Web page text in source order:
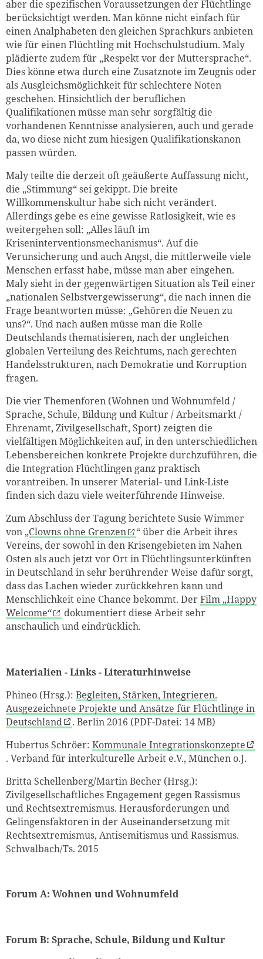
aber die spezifischen Voraussetzungen der Flüchtlinge
berücksichtigt werden. Man könne nicht einfach für
einen Analphabeten den gleichen Sprachkurs anbieten
wie für einen Flüchtling mit Hochschulstudium. Maly
plädierte zudem für „Respekt vor der Muttersprache“.
Dies könne etwa durch eine Zusatznote im Zeugnis oder
als Ausgleichsmöglichkeit für schlechtere Noten
geschehen. Hinsichtlich der beruflichen
Qualifikationen müsse man sehr sorgfältig die
vorhandenen Kenntnisse analysieren, auch und gerade
da, wo diese nicht zum hiesigen Qualifikationskanon
passen würden.
Maly teilte die derzeit oft geäußerte Auffassung nicht,
die „Stimmung“ sei gekippt. Die breite
Willkommenskultur habe sich nicht verändert.
Allerdings gebe es eine gewisse Ratlosigkeit, wie es
weitergehen soll: „Alles läuft im
Kriseninterventionsmechanismus“. Auf die
Verunsicherung und auch Angst, die mittlerweile viele
Menschen erfasst habe, müsse man aber eingehen.
Maly sieht in der gegenwärtigen Situation als Teil einer
„nationalen Selbstvergewisserung“, die nach innen die
Frage beantworten müsse: „Gehören die Neuen zu
uns?“. Und nach außen müsse man die Rolle
Deutschlands thematisieren, nach der ungleichen
globalen Verteilung des Reichtums, nach gerechten
Handelsstrukturen, nach Demokratie und Korruption
fragen.
Die vier Themenforen (Wohnen und Wohnumfeld /
Sprache, Schule, Bildung und Kultur / Arbeitsmarkt /
Ehrenamt, Zivilgesellschaft, Sport) zeigten die
vielfältigen Möglichkeiten auf, in den unterschiedlichen
Lebensbereichen konkrete Projekte durchzuführen, die
die Integration Flüchtlingen ganz praktisch
vorantreiben. In unserer Material- und Link-Liste
finden sich dazu viele weiterführende Hinweise.
Zum Abschluss der Tagung berichtete Susie Wimmer
von „Clowns ohne Grenzen
“ über die Arbeit ihres
Vereins, der sowohl in den Krisengebieten im Nahen
Osten als auch jetzt vor Ort in Flüchtlingsunterkünften
in Deutschland in sehr berührender Weise dafür sorgt,
dass das Lachen wieder zurückkehren kann und
Menschlichkeit eine Chance bekommt. DerFilm „Happy
Welcome“
dokumentiert diese Arbeit sehr
anschaulich und eindrücklich.
Materialien - Links - Literaturhinweise
Phineo (Hrsg.): Begleiten, Stärken, Integrieren.
Ausgezeichnete Projekte und Ansätze für Flüchtlinge in
Deutschland
. Berlin 2016 (PDF-Datei: 14 MB)
Hubertus Schröer: Kommunale Integrationskonzepte
. Verband für interkulturelle Arbeit e.V., München o.J.
Britta Schellenberg/Martin Becher (Hrsg.):
Zivilgesellschaftliches Engagement gegen Rassismus
und Rechtsextremismus. Herausforderungen und
Gelingensfaktoren in der Auseinandersetzung mit
Rechtsextremismus, Antisemitismus und Rassismus.
Schwalbach/Ts. 2015
Forum A: Wohnen und Wohnumfeld
Forum B: Sprache, Schule, Bildung und Kultur